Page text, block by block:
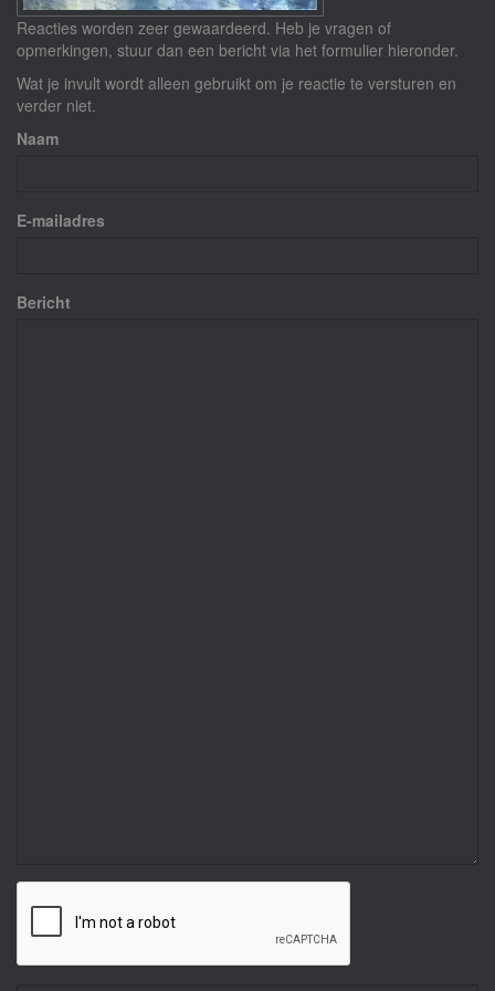
Reacties worden zeer gewaardeerd. Heb je vragen of
opmerkingen, stuur dan een bericht via het formulier hieronder.
Wat je invult wordt alleen gebruikt om je reactie te versturen en
verder niet.
Naam
E-mailadres
Bericht